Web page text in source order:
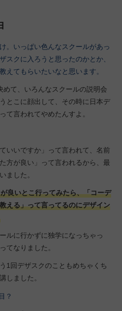
。いっぱい色んなスクールがあっ
スクに入ろうと思ったのかとか、
えてもらいたいなと思います。
て、いろんなスクールの説明会
とこに顔出して、その時に日本デ
て言われてやめたんすよ。
いいですか」って言われて、名前
方が良い」って言われるから、最
ました。
良いとこ行ってみたら、「コーデ
える」って言ってるのにデザイン
ルに行かずに独学になっちゃっ
てなりました。
1回デザスクのこともめちゃくち
しました。
？